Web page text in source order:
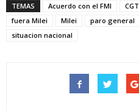
TEMAS Acuerdo con el FMI CGT
fuera Milei
Milei paro general
situacion nacional